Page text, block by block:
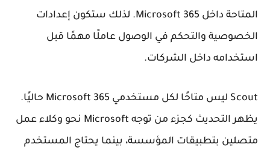
المتاحة داخل Microsoft 365. لذلك ستكون إعدادات
الخصوصية والتحكم في الوصول عاملًا مهمًا قبل
استخدامه داخل الشركات.
Scout ليس متاحًا لكل مستخدمي Microsoft 365 حاليًا.
يظهر التحديث كجزء من توجه Microsoft نحو وكلاء عمل
متصلين بتطبيقات المؤسسة، بينما يحتاج المستخدم